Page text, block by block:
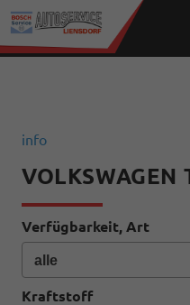
info
VOLKSWAGEN
Verfügbarkeit, Art
Kraftstoff